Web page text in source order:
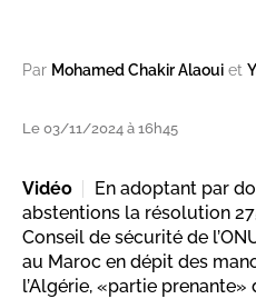
Par Mohamed Chakir Alaoui et
Le 03/11/2024 à 16h45
Vidéo
En adoptant par
abstentions la résolution
Conseil de sécurité de
au Maroc en dépit des
l’Algérie, «partie